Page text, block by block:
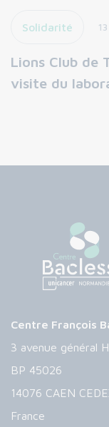
Solidarité
Lions Club de
visite du
Centre François
3 avenue général
BP 45026
14076 CAEN
France